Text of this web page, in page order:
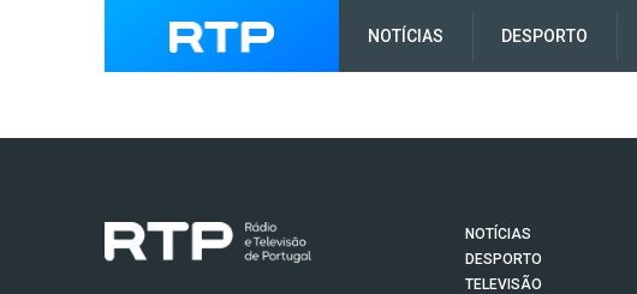
NOTÍCIAS DESPORTO
NOTÍCIAS
DESPORTO
TELEVISÃO